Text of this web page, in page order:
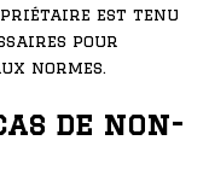
est tenu
pour
normes.
de non-